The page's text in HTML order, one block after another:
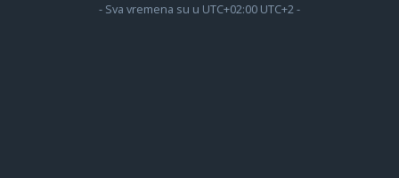
- Sva vremena su u UTC+02:00 UTC+2 -